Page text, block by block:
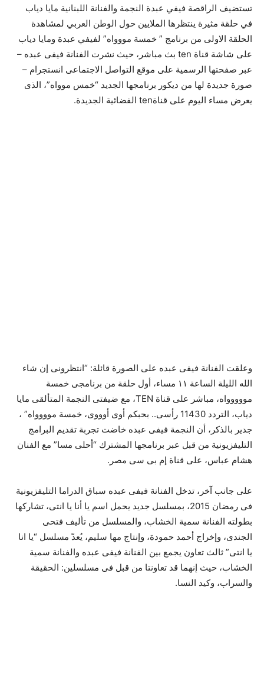
تستضيف الراقصة فيفي عبدة النجمة والفنانة اللبنانية مايا دياب
في حلقة مثيرة ينتظرها الملايين حول الوطن العربي لمشاهدة
الحلقة الاولى من برنامج ” خمسة مووواه” لفيفي عبدة ومايا دياب
على شاشة قناة ten بث مباشر، حيث نشرت الفنانة فيفى عبده –
عبر صفحتها الرسمية على موقع التواصل الاجتماعى انستجرام –
صورة جديدة لها من ديكور برنامجها الجديد “خمس موواه”، الذى
يعرض مساء اليوم على قناةten الفضائية الجديدة.
وعلقت الفنانة فيفى عبده على الصورة قائلة: “انتظرونى إن شاء
الله الليلة الساعة ١١ مساء، أول حلقة من برنامجى خمسة
مووووواه، مباشر على قناة TEN، مع ضيفتى النجمة المتألقى مايا
دياب، التردد 11430 رأسى.. بحبكم أوى أوووى، خمسة موووواه” ،
جدير بالذكر، أن النجمة فيفى عبده خاضت تجربة تقديم البرامج
التليفزيونية من قبل عبر برنامجها المشترك “أحلى مسا” مع الفنان
هشام عباس، على قناة إم بى سى مصر.
على جانب آخر، تدخل الفنانة فيفى عبده سباق الدراما التليفزيونية
فى رمضان 2015، بمسلسل جديد يحمل اسم يا أنا يا انتى، تشاركها
بطولته الفنانة سمية الخشاب، والمسلسل من تأليف فتحى
الجندى، وإخراج أحمد حمودة، وإنتاج مها سليم، يُعدّ مسلسل “يا انا
يا انتى” ثالث تعاون يجمع بين الفنانة فيفى عبده والفنانة سمية
الخشاب، حيث إنهما قد تعاونتا من قبل فى مسلسلين: الحقيقة
والسراب، وكيد النسا.